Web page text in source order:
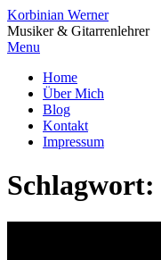
Korbinian Werner
Musiker & Gitarrenlehrer
Menu
Home
Über Mich
Blog
Kontakt
Impressum
Schlagwort: